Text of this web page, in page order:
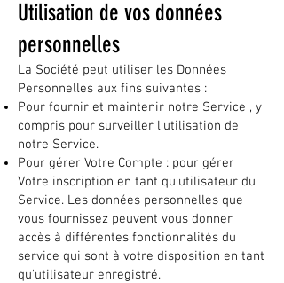
Utilisation de vos données
personnelles
La Société peut utiliser les Données
Personnelles aux fins suivantes :
Pour fournir et maintenir notre Service , y
compris pour surveiller l'utilisation de
notre Service.
Pour gérer Votre Compte : pour gérer
Votre inscription en tant qu'utilisateur du
Service. Les données personnelles que
vous fournissez peuvent vous donner
accès à différentes fonctionnalités du
service qui sont à votre disposition en tant
qu'utilisateur enregistré.